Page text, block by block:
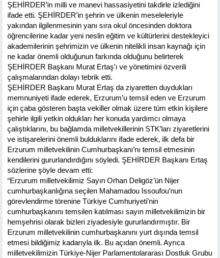
ŞEHİRDER’in milli ve manevi hassasiyetini takdirle izlediğini
ifade etti. ŞEHİRDER’in şehrin ve ülkenin meseleleriyle
yakından ilgilenmesinin yanı sıra okul öncesinden doktora
öğrencilerine kadar yeni neslin eğitim ve kültürlerini destekleyici
akademilerinin şehrimizin ve ülkenin nitelikli insan kaynağı için
ne kadar önemli olduğunun farkında olduğunu belirterek
ŞEHİRDER Başkanı Murat Ertaş’ı ve yönetimini özverili
çalışmalarından dolayı tebrik etti.
ŞEHİRDER Başkanı Murat Ertaş da ziyaretten duydukları
memnuniyeti ifade ederek, Erzurum’u temsil eden ve Erzurum
için çaba gösteren başta vekiller olmak üzere tüm etkin kişilere
şehirle ilgili yetkin oldukları her konuda yardımcı olmaya
çalıştıklarını, bu bağlamda milletvekillerinin STK’ları ziyaretlerini
ve istişarelerini önemli bulduklarını ifade ederek, ilk defa bir
Erzurum milletvekilinin Cumhurbaşkanı’nı temsil etmesinin
kendilerini gururlandırdığını söyledi. ŞEHİRDER Başkanı Ertaş
sözlerine şöyle devam etti:
“Erzurum milletvekilimiz Sayın Orhan Deligöz’ün Nijer
cumhurbaşkanlığına seçilen Mahamadou Issoufou’nun
görevlendirme törenine Türkiye Cumhuriyeti’nin
cumhurbaşkanını temsilen katılması sayın milletvekilimizin bir
hemşehrisi olarak bizleri ziyadesiyle gururlandırmıştır. Bir
Erzurum milletvekilinin cumhurbaşkanını yurt dışında temsil
etmesi bildiğimiz kadarıyla ilk. Bu açıdan önemli. Ayrıca
milletvekilimizin Türkiye-Nijer Parlamentolararası Dostluk Grubu